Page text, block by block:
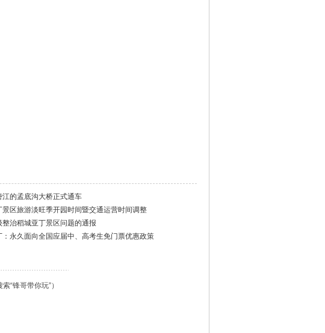
江的孟底沟大桥正式通车
景区旅游淡旺季开园时间暨交通运营时间调整
整治稻城亚丁景区问题的通报
：永久面向全国应届中、高考生免门票优惠政策
“锋哥带你玩”）